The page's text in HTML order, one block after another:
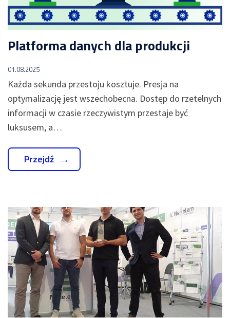
Platforma danych dla produkcji
01.08.2025
Każda sekunda przestoju kosztuje. Presja na
optymalizację jest wszechobecna. Dostęp do rzetelnych
informacji w czasie rzeczywistym przestaje być
luksusem, a…
Przejdź